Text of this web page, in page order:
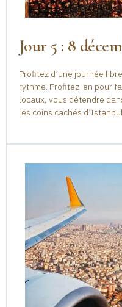
Jour 5 : 8
Profitez d’une journée
rythme. Profitez-en pour
locaux, vous détendre
les coins cachés